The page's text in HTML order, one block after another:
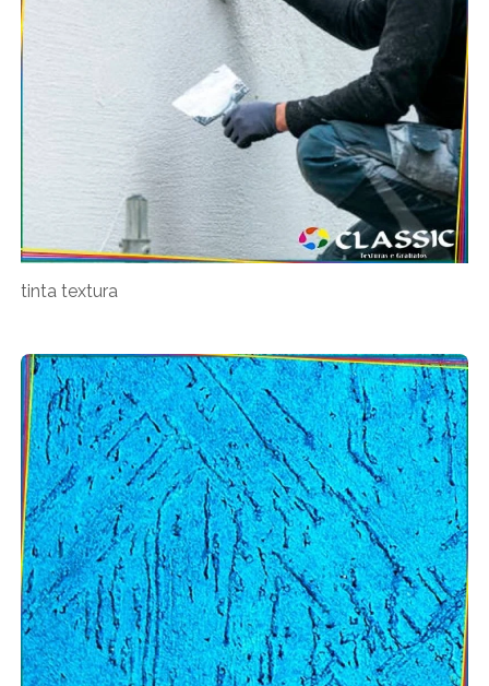
tinta textura